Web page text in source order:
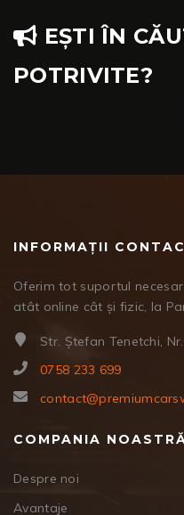
EȘTI ÎN
POTRIVITE?
INFORMAȚII
Oferim tot suportul
atât online cât și fizic, la
Str. Ștefan Tenetchi,
0758 233 699
COMPANIA
Despre noi
Avantaje